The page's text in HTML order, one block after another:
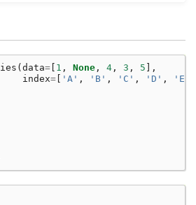
( data= 1 , None , 4 , 3 , 5 ],
index= 'A' , 'B' , 'C' , 'D' , 'E'